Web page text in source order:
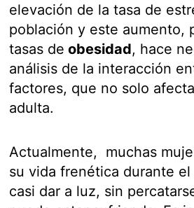
elevación de la tasa de
población y este aumento,
tasas de obesidad, hace
análisis de la interacción
factores, que no solo
adulta.
Actualmente, muchas
su vida frenética durante el
casi dar a luz, sin